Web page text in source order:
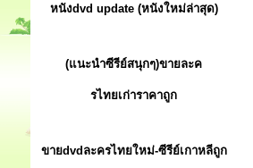
หนังdvd update (หนังใหม่ล่าสุด)
(แนะนำซีรีย์สนุกๆ)ขายละค
รไทยเก่าราคาถูก
ขายdvdละครไทยใหม่-ซีรีย์เกาหลีถูก